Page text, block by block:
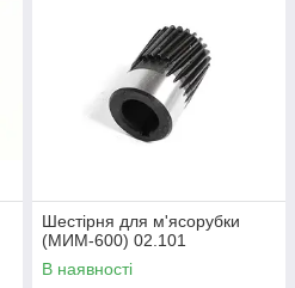
Шестірня для м'ясорубки
(МИМ-600) 02.101
В наявності